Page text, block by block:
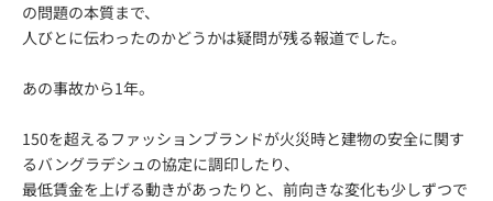
の問題の本質まで、
人びとに伝わったのかどうかは疑問が残る報道でした。
あの事故から1年。
150を超えるファッションブランドが火災時と建物の安全に関す
るバングラデシュの協定に調印したり、
最低賃金を上げる動きがあったりと、前向きな変化も少しずつで